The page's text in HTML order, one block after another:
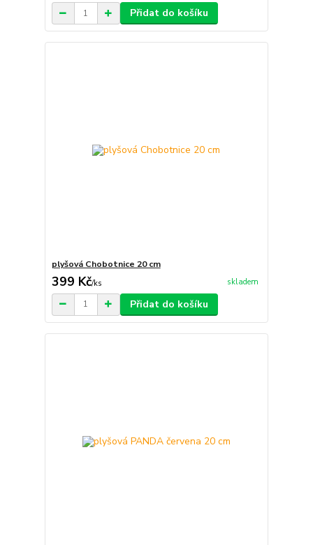
Přidat do košíku
plyšová Chobotnice 20 cm
399 Kč/ks skladem
Přidat do košíku